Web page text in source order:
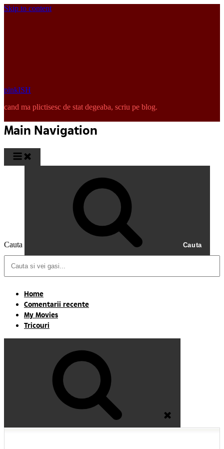
Skip to content
pinkISH
cand ma plictisesc de stat degeaba, scriu pe blog.
Main Navigation
Cauta Cauta
Home
Comentarii recente
My Movies
Tricouri